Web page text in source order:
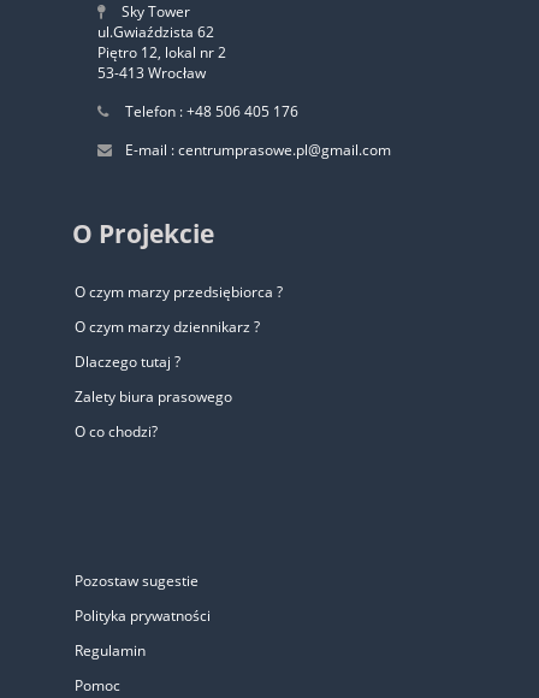
Sky Tower
ul.Gwiaździsta 62
Piętro 12, lokal nr 2
53-413 Wrocław
Telefon : +48 506 405 176
E-mail : centrumprasowe.pl@gmail.com
O Projekcie
O czym marzy przedsiębiorca ?
O czym marzy dziennikarz ?
Dlaczego tutaj ?
Zalety biura prasowego
O co chodzi?
Pozostaw sugestie
Polityka prywatności
Regulamin
Pomoc